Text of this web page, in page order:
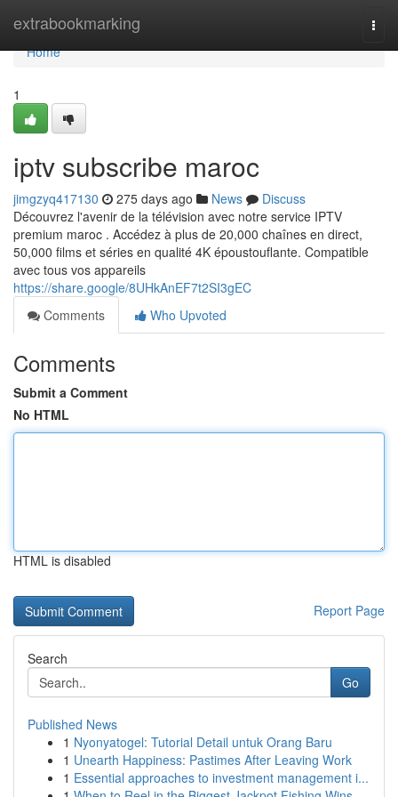
extrabookmarking
Home
Home
1
iptv subscribe maroc
jimgzyq417130 275 days ago News
Discuss
Découvrez l'avenir de la télévision avec notre service IPTV
premium maroc . Accédez à plus de 20,000 chaînes en direct,
50,000 films et séries en qualité 4K époustouflante. Compatible
avec tous vos appareils
https://share.google/8UHkAnEF7t2SI3gEC
Comments
Who Upvoted
Comments
Submit a Comment
No HTML
HTML is disabled
Report Page
Search
Go
Published News
1 Nyonyatogel: Tutorial Detail untuk Orang Baru
1 Unearth Happiness: Pastimes After Leaving Work
1 Essential approaches to investment management i...